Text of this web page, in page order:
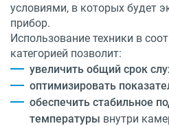
условиями, в которых будет
прибор.
Использование техники в
категорией позволит:
увеличить общий срок
оптимизировать
обеспечить стабильное
температуры внутри